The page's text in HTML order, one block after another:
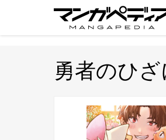
勇者のひ